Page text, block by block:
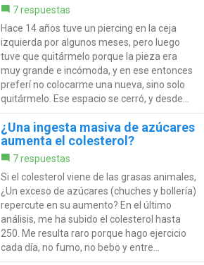
7 respuestas
Hace 14 años tuve un piercing en la ceja
izquierda por algunos meses, pero luego
tuve que quitármelo porque la pieza era
muy grande e incómoda, y en ese entonces
preferí no colocarme una nueva, sino solo
quitármelo. Ese espacio se cerró, y desde...
¿Una ingesta masiva de azúcares
aumenta el colesterol?
7 respuestas
Si el colesterol viene de las grasas animales,
¿Un exceso de azúcares (chuches y bollería)
repercute en su aumento? En el último
análisis, me ha subido el colesterol hasta
250. Me resulta raro porque hago ejercicio
cada día, no fumo, no bebo y entre...